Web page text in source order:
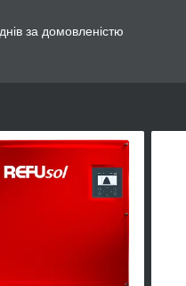
за домовленістю